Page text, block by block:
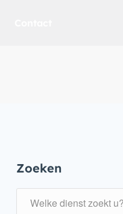
Zoeken